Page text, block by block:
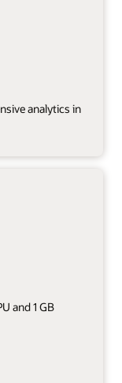
analytics in
and 1 GB